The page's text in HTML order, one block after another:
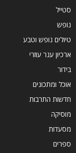
סטייל
נופש
טיולים נופש וטבע
ארכיון ענר עוזרי
בידור
אוכל ומתכונים
חדשות התרבות
מוסיקה
מסעדות
ספרים